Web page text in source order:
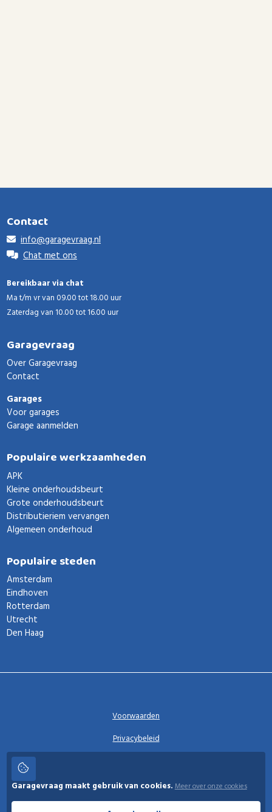
Contact
info@garagevraag.nl
Chat met ons
Bereikbaar via chat
Ma t/m vr van 09.00 tot 18.00 uur
Zaterdag van 10.00 tot 16.00 uur
Garagevraag
Over Garagevraag
Contact
Garages
Voor garages
Garage aanmelden
Populaire werkzaamheden
APK
Kleine onderhoudsbeurt
Grote onderhoudsbeurt
Distributieriem vervangen
Algemeen onderhoud
Populaire steden
Amsterdam
Eindhoven
Rotterdam
Utrecht
Den Haag
Voorwaarden
Privacybeleid
Garagevraag maakt gebruik van cookies.Meer over onze cookies